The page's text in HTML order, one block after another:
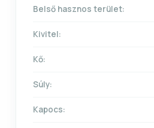
Belső hasznos terület:
Kivitel:
Kő:
Súly:
Kapocs: